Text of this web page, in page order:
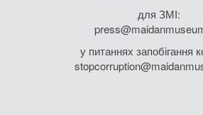
для ЗМІ:
у питаннях запобігання